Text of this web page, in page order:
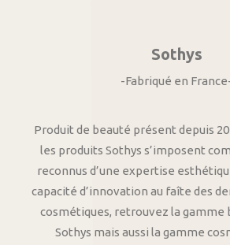
Sothys
-Fabriqué en
Produit de beauté présent depuis
les produits Sothys s’imposent
reconnus d’une expertise
capacité d’innovation au faîte des
cosmétiques, retrouvez la gamme
Sothys mais aussi la gamme